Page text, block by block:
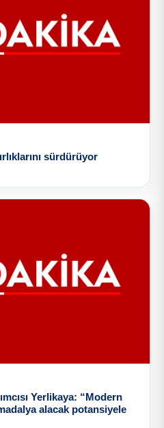
sürdürüyor
Yerlikaya: “Modern
alacak potansiyele